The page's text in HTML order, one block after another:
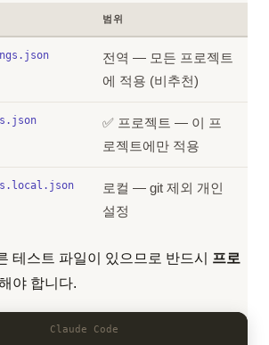
범위
전역 — 모든 프로젝트
에 적용 (비추천)
✅ 프로젝트 — 이 프
로젝트에만 적용
로컬 — git 제외 개인
설정
테스트 파일이 있으므로 반드시 프로
야 합니다.
Claude Code